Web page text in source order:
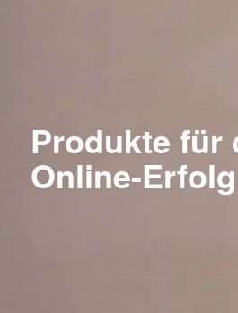
Produkte für
Online-Erfolg